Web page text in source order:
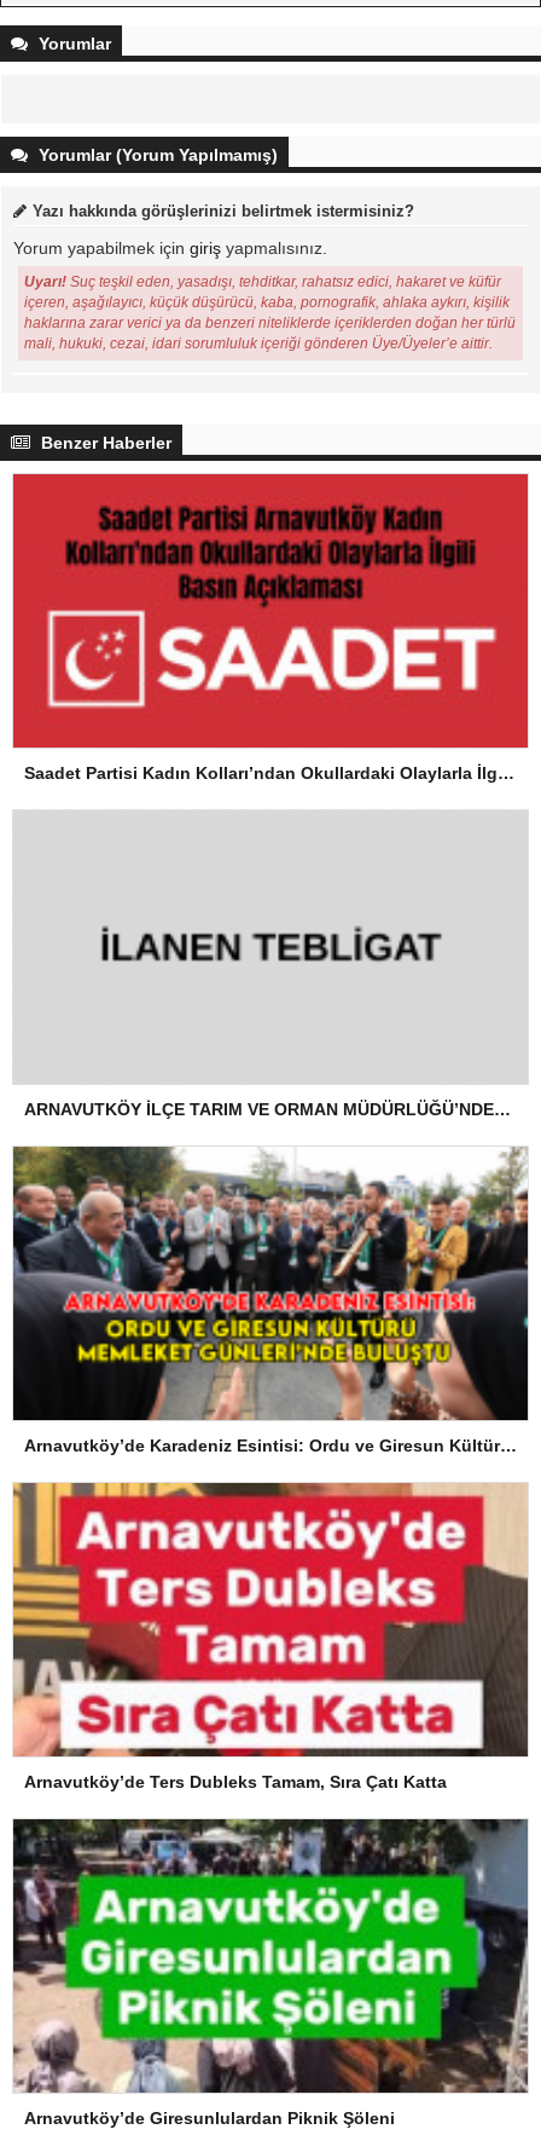
Yorumlar
Yorumlar (Yorum Yapılmamış)
Yazı hakkında görüşlerinizi belirtmek istermisiniz?
Yorum yapabilmek için giriş yapmalısınız.
Uyarı! Suç teşkil eden, yasadışı, tehditkar, rahatsız edici, hakaret ve küfür
içeren, aşağılayıcı, küçük düşürücü, kaba, pornografik, ahlaka aykırı, kişilik
haklarına zarar verici ya da benzeri niteliklerde içeriklerden doğan her türlü
mali, hukuki, cezai, idari sorumluluk içeriği gönderen Üye/Üyeler’e aittir.
Benzer Haberler
Saadet Partisi Kadın Kolları’ndan Okullardaki Olaylarla İlgili Basın Açıklaması
ARNAVUTKÖY İLÇE TARIM VE ORMAN MÜDÜRLÜĞÜ’NDEN İLANEN TEBLİGAT
Arnavutköy’de Karadeniz Esintisi: Ordu ve Giresun Kültürü Memleket Günleri’nde Buluştu
Arnavutköy’de Ters Dubleks Tamam, Sıra Çatı Katta
Arnavutköy’de Giresunlulardan Piknik Şöleni